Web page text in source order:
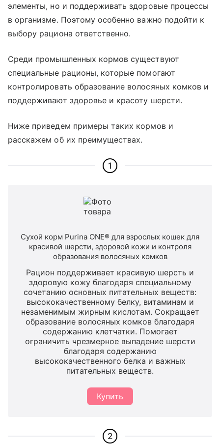
элементы, но и поддерживать здоровые процессы
в организме. Поэтому особенно важно подойти к
выбору рациона ответственно.
Среди промышленных кормов существуют
специальные рационы, которые помогают
контролировать образование волосяных комков и
поддерживают здоровье и красоту шерсти.
Ниже приведем примеры таких кормов и
расскажем об их преимуществах.
1
Сухой корм Purina ONE® для взрослых кошек для
красивой шерсти, здоровой кожи и контроля
образования волосяных комков
Рацион поддерживает красивую шерсть и
здоровую кожу благодаря специальному
сочетанию основных питательных веществ:
высококачественному белку, витаминам и
незаменимым жирным кислотам. Сокращает
образование волосяных комков благодаря
содержанию клетчатки. Помогает
ограничить чрезмерное выпадение шерсти
благодаря содержанию
высококачественного белка и важных
питательных веществ.
Купить
2